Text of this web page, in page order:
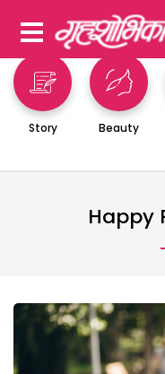
Story Beauty
Happy